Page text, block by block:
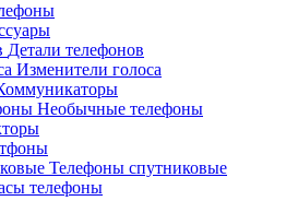
Детали телефонов
Изменители голоса
Необычные телефоны
Телефоны спутниковые
телефоны